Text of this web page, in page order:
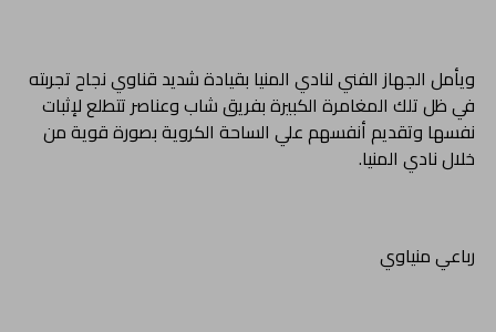
ويأمل الجهاز الفني لنادي المنيا بقيادة شديد قناوي نجاح تجربته
في ظل تلك المغامرة الكبيرة بفريق شاب وعناصر تتطلع لإثبات
نفسها وتقديم أنفسهم علي الساحة الكروية بصورة قوية من
خلال نادي المنيا.
رباعي منياوي